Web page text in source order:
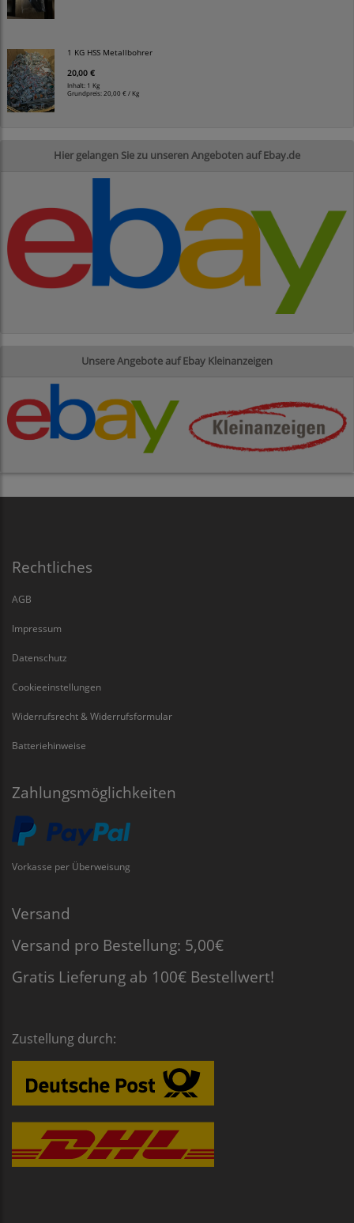
1 KG HSS Metallbohrer
20,00 €
Inhalt: 1 Kg
Grundpreis:20,00 € / Kg
Hier gelangen Sie zu unseren Angeboten auf Ebay.de
Unsere Angebote auf Ebay Kleinanzeigen
Rechtliches
AGB
Impressum
Datenschutz
Cookieeinstellungen
Widerrufsrecht & Widerrufsformular
Batteriehinweise
Zahlungsmöglichkeiten
Vorkasse per Überweisung
Versand
Versand pro Bestellung: 5,00€
Gratis Lieferung ab 100€ Bestellwert!
Zustellung durch: